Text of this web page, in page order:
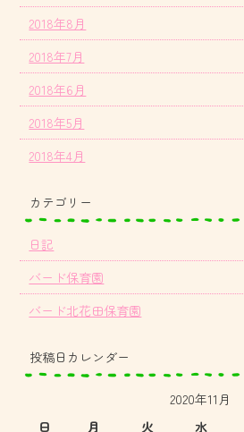
2018年8月
2018年7月
2018年6月
2018年5月
2018年4月
カテゴリー
日記
バード保育園
バード北花田保育園
投稿日カレンダー
2020年11月
日
月 火 水